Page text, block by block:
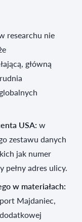
researchu nie
główną
USA: w
zestawu danych
jak numer
pełny adres ulicy.
w materiałach:
Majdaniec,